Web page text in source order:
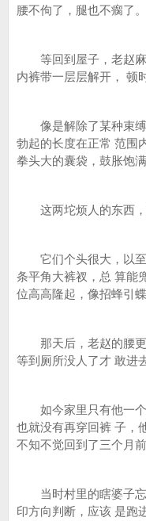
腰不佝了，腿也不瘸了。
等回到屋子，老赵麻
内裤带一层层解开， 顿
像是解除了某种束缚
勃起的长度在正常 范围
拳头大的囊袋，鼓胀饱
这两坨烦人的东西，
它们个头很大，以至
条平角大裤衩，总 算能
位高高隆起，像招蜂引
那天后，老赵的腰更
等到厕所没人了才 敢进
如今家里只有他一个
也就没有再穿回裤 子，
不知不觉回到了三个月前
当时村里的瞎婆子忘
印方向判断，应该 是跑